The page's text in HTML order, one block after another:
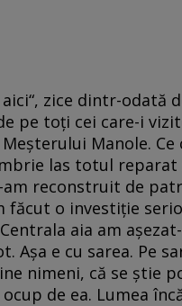
zice dintr-odată
pe toţi cei care-i
Manole.
las totul
reconstruit de
făcut o investiţie
aia am
Aşa e cu sarea. Pe
nimeni, că se ştie
de ea. Lumea